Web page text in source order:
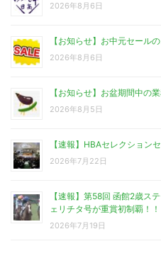
2026年8月6日
【お知らせ】お中元セール
2026年8月6日
【お知らせ】お盆期間中の
2026年8月5日
【速報】HBAセレクション
2026年7月22日
【速報】第58回 函館2歳
ェリチタ号が重賞初制覇！！
2026年7月19日